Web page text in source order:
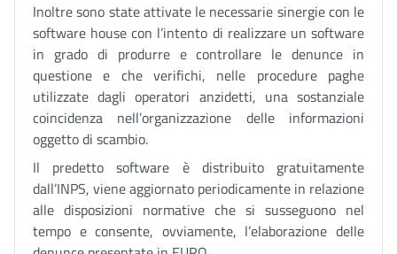
Inoltre sono state attivate le necessarie sinergie con le
software house con l’intento di realizzare un software
in grado di produrre e controllare le denunce in
questione e che verifichi, nelle procedure paghe
utilizzate dagli operatori anzidetti, una sostanziale
coincidenza nell’organizzazione delle informazioni
oggetto di scambio.
Il predetto software è distribuito gratuitamente
dall’INPS, viene aggiornato periodicamente in relazione
alle disposizioni normative che si susseguono nel
tempo e consente, ovviamente, l’elaborazione delle